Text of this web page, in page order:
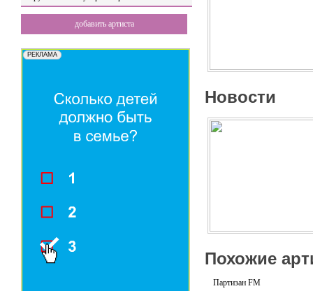
добавить артиста
Новости
Похожие
Партизан FM